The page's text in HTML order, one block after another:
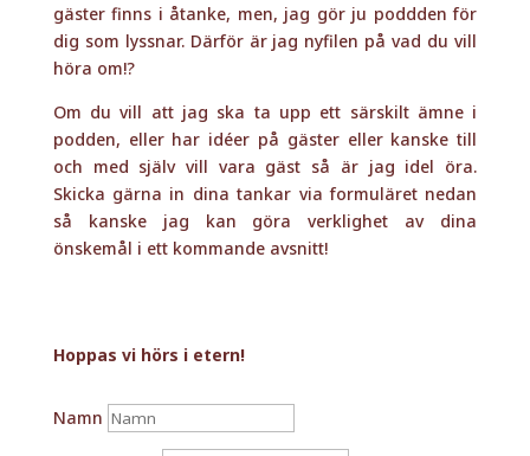
gäster finns i åtanke, men, jag gör ju poddden för
dig som lyssnar. Därför är jag nyfilen på vad du vill
höra om!?
Om du vill att jag ska ta upp ett särskilt ämne i
podden, eller har idéer på gäster eller kanske till
och med själv vill vara gäst så är jag idel öra.
Skicka gärna in dina tankar via formuläret nedan
så kanske jag kan göra verklighet av dina
önskemål i ett kommande avsnitt!
Hoppas vi hörs i etern!
Namn